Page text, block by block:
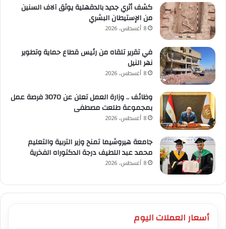
كشف أثري جديد بالدقهلية يوثق آلاف السنين
من الإستيطان البشري
8 أغسطس، 2026
في تقرير تلقاه من رئيس قطاع حماية وتطوير
نهر النيل
8 أغسطس، 2026
وظائف .. وزارة العمل تعلن عن 3070 فرصة عمل
بمجموعة طلعت مصطفى
8 أغسطس، 2026
جامعة هيروشيما تمنح وزير التربية والتعليم
محمد عبد اللطيف درجة الدكتوراه الفخرية
8 أغسطس، 2026
أسعار العملات اليوم